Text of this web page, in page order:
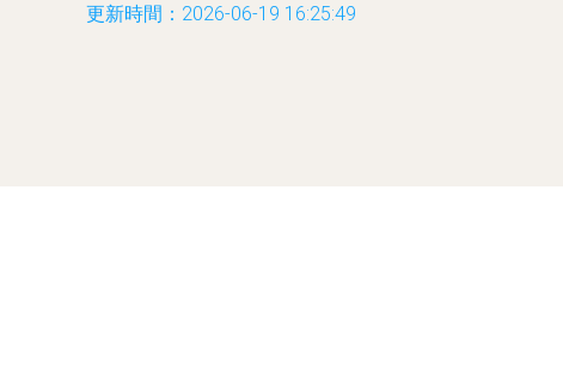
更新時間：2026-06-19 16:25:49